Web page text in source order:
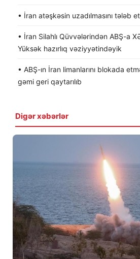
• İran atəşkəsin uzadılmasını tələb
• İran Silahlı Qüvvələrindən ABŞ-a
Yüksək hazırlıq vəziyyətindəyik
• ABŞ-ın İran limanlarını blokada
gəmi geri qaytarılıb
Digər xəbərlər